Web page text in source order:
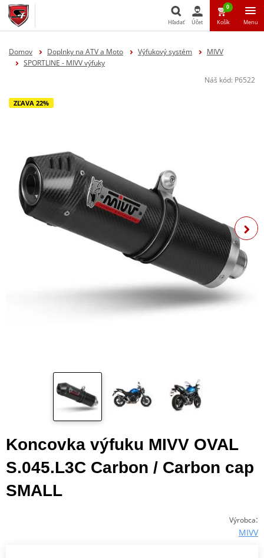
Hľadať
Hľadať Účet
0
Košík Menu
Domov Doplnky na ATV a Moto Výfukový systém
MIVV
SPORTLINE - MIVV výfuky
Náš kód: P6522
ZĽAVA 22%
Koncovka výfuku MIVV OVAL
S.045.L3C Carbon / Carbon cap
SMALL
Výrobca:
MIVV